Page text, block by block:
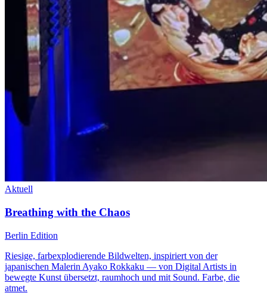
Aktuell
Breathing with the Chaos
Berlin Edition
Riesige, farbexplodierende Bildwelten, inspiriert von der
japanischen Malerin Ayako Rokkaku — von Digital Artists in
bewegte Kunst übersetzt, raumhoch und mit Sound. Farbe, die
atmet.